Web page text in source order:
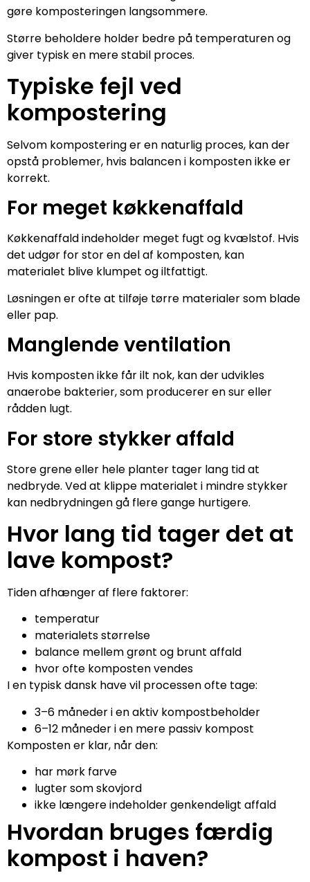
gøre komposteringen langsommere.
Større beholdere holder bedre på temperaturen og
giver typisk en mere stabil proces.
Typiske fejl ved
kompostering
Selvom kompostering er en naturlig proces, kan der
opstå problemer, hvis balancen i komposten ikke er
korrekt.
For meget køkkenaffald
Køkkenaffald indeholder meget fugt og kvælstof. Hvis
det udgør for stor en del af komposten, kan
materialet blive klumpet og iltfattigt.
Løsningen er ofte at tilføje tørre materialer som blade
eller pap.
Manglende ventilation
Hvis komposten ikke får ilt nok, kan der udvikles
anaerobe bakterier, som producerer en sur eller
rådden lugt.
For store stykker affald
Store grene eller hele planter tager lang tid at
nedbryde. Ved at klippe materialet i mindre stykker
kan nedbrydningen gå flere gange hurtigere.
Hvor lang tid tager det at
lave kompost?
Tiden afhænger af flere faktorer:
temperatur
materialets størrelse
balance mellem grønt og brunt affald
hvor ofte komposten vendes
I en typisk dansk have vil processen ofte tage:
3–6 måneder i en aktiv kompostbeholder
6–12 måneder i en mere passiv kompost
Komposten er klar, når den:
har mørk farve
lugter som skovjord
ikke længere indeholder genkendeligt affald
Hvordan bruges færdig
kompost i haven?